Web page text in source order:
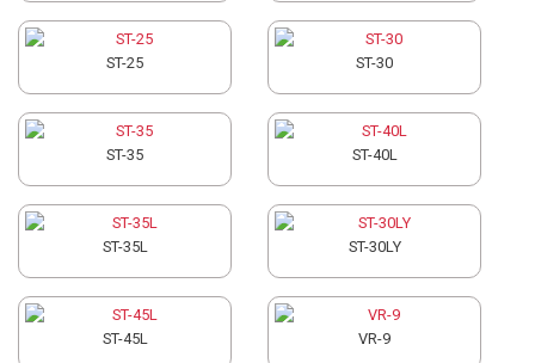
ST-25 ST-30
ST-35 ST-40L
ST-35L ST-30LY
ST-45L VR-9